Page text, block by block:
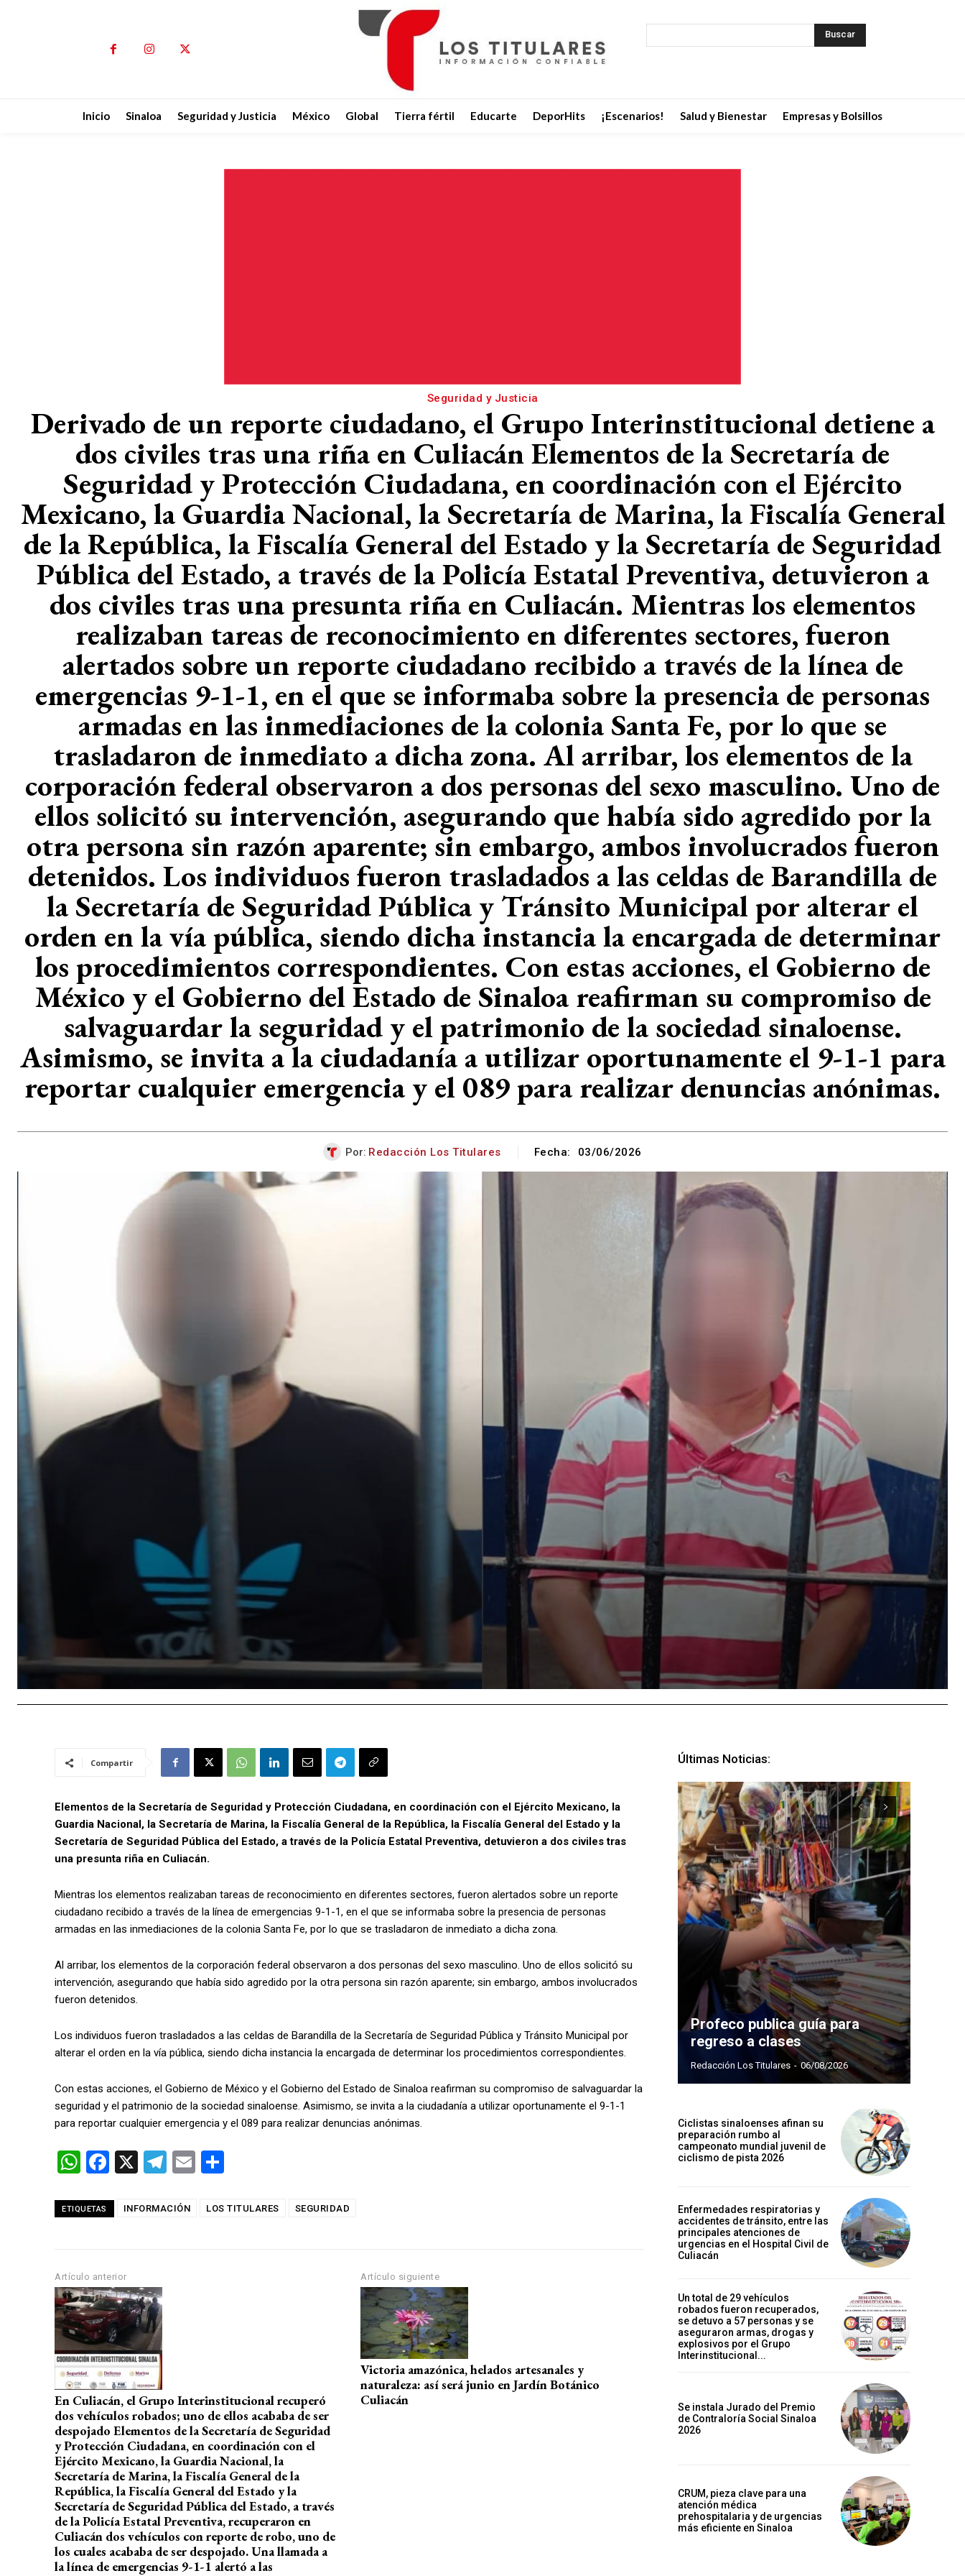
Buscar
Inicio Sinaloa Seguridad y Justicia México Global Tierra fértil Educarte DeporHits ¡Escenarios! Salud y Bienestar Empresas y Bolsillos
Seguridad y Justicia
Derivado de un reporte ciudadano, el Grupo Interinstitucional detiene a
dos civiles tras una riña en Culiacán Elementos de la Secretaría de
Seguridad y Protección Ciudadana, en coordinación con el Ejército
Mexicano, la Guardia Nacional, la Secretaría de Marina, la Fiscalía General
de la República, la Fiscalía General del Estado y la Secretaría de Seguridad
Pública del Estado, a través de la Policía Estatal Preventiva, detuvieron a
dos civiles tras una presunta riña en Culiacán. Mientras los elementos
realizaban tareas de reconocimiento en diferentes sectores, fueron
alertados sobre un reporte ciudadano recibido a través de la línea de
emergencias 9-1-1, en el que se informaba sobre la presencia de personas
armadas en las inmediaciones de la colonia Santa Fe, por lo que se
trasladaron de inmediato a dicha zona. Al arribar, los elementos de la
corporación federal observaron a dos personas del sexo masculino. Uno de
ellos solicitó su intervención, asegurando que había sido agredido por la
otra persona sin razón aparente; sin embargo, ambos involucrados fueron
detenidos. Los individuos fueron trasladados a las celdas de Barandilla de
la Secretaría de Seguridad Pública y Tránsito Municipal por alterar el
orden en la vía pública, siendo dicha instancia la encargada de determinar
los procedimientos correspondientes. Con estas acciones, el Gobierno de
México y el Gobierno del Estado de Sinaloa reafirman su compromiso de
salvaguardar la seguridad y el patrimonio de la sociedad sinaloense.
Asimismo, se invita a la ciudadanía a utilizar oportunamente el 9-1-1 para
reportar cualquier emergencia y el 089 para realizar denuncias anónimas.
Por: Redacción Los Titulares Fecha: 03/06/2026
Compartir
Elementos de la Secretaría de Seguridad y Protección Ciudadana, en coordinación con el Ejército Mexicano, la
Guardia Nacional, la Secretaría de Marina, la Fiscalía General de la República, la Fiscalía General del Estado y la
Secretaría de Seguridad Pública del Estado, a través de la Policía Estatal Preventiva, detuvieron a dos civiles tras
una presunta riña en Culiacán.
Mientras los elementos realizaban tareas de reconocimiento en diferentes sectores, fueron alertados sobre un reporte
ciudadano recibido a través de la línea de emergencias 9-1-1, en el que se informaba sobre la presencia de personas
armadas en las inmediaciones de la colonia Santa Fe, por lo que se trasladaron de inmediato a dicha zona.
Al arribar, los elementos de la corporación federal observaron a dos personas del sexo masculino. Uno de ellos solicitó su
intervención, asegurando que había sido agredido por la otra persona sin razón aparente; sin embargo, ambos involucrados
fueron detenidos.
Los individuos fueron trasladados a las celdas de Barandilla de la Secretaría de Seguridad Pública y Tránsito Municipal por
alterar el orden en la vía pública, siendo dicha instancia la encargada de determinar los procedimientos correspondientes.
Con estas acciones, el Gobierno de México y el Gobierno del Estado de Sinaloa reafirman su compromiso de salvaguardar la
seguridad y el patrimonio de la sociedad sinaloense. Asimismo, se invita a la ciudadanía a utilizar oportunamente el 9-1-1
para reportar cualquier emergencia y el 089 para realizar denuncias anónimas.
W
at
p
p
F
ce
o
k
X
T
e
E
ail m
ETIQUETAS INFORMACIÓN LOS TITULARES SEGURIDAD
Artículo anterior
En Culiacán, el Grupo Interinstitucional recuperó
dos vehículos robados; uno de ellos acababa de ser
despojado Elementos de la Secretaría de Seguridad
y Protección Ciudadana, en coordinación con el
Ejército Mexicano, la Guardia Nacional, la
Secretaría de Marina, la Fiscalía General de la
República, la Fiscalía General del Estado y la
Secretaría de Seguridad Pública del Estado, a través
de la Policía Estatal Preventiva, recuperaron en
Culiacán dos vehículos con reporte de robo, uno de
los cuales acababa de ser despojado. Una llamada a
la línea de emergencias 9-1-1 alertó a las
Artículo siguiente
Victoria amazónica, helados artesanales y
naturaleza: así será junio en Jardín Botánico
Culiacán
Últimas Noticias:
Profeco publica guía para
regreso a clases
Redacción Los Titulares - 06/08/2026
Ciclistas sinaloenses afinan su
preparación rumbo al
campeonato mundial juvenil de
ciclismo de pista 2026
Enfermedades respiratorias y
accidentes de tránsito, entre las
principales atenciones de
urgencias en el Hospital Civil de
Culiacán
Un total de 29 vehículos
robados fueron recuperados,
se detuvo a 57 personas y se
aseguraron armas, drogas y
explosivos por el Grupo
Interinstitucional...
Se instala Jurado del Premio
de Contraloría Social Sinaloa
2026
CRUM, pieza clave para una
atención médica
prehospitalaria y de urgencias
más eficiente en Sinaloa